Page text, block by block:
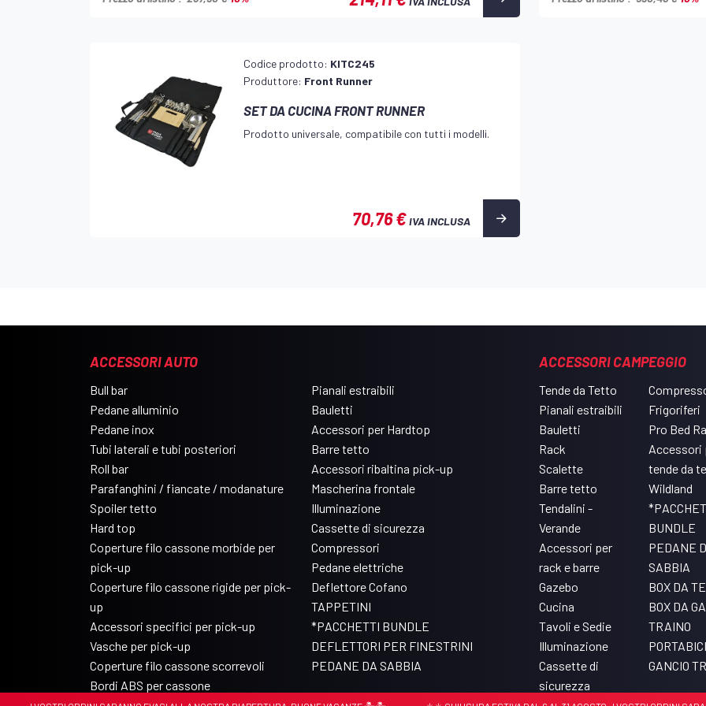
Codice prodotto: KITC245
Produttore: Front Runner
SET DA CUCINA FRONT RUNNER
Prodotto universale, compatibile con tutti i modelli.
70,76 €IVA INCLUSA
ACCESSORI AUTO
Bull bar
Pedane alluminio
Pedane inox
Tubi laterali e tubi posteriori
Roll bar
Parafanghini / fiancate / modanature
Spoiler tetto
Hard top
Coperture filo cassone morbide per
pick-up
Coperture filo cassone rigide per pick-
up
Accessori specifici per pick-up
Vasche per pick-up
Coperture filo cassone scorrevoli
Bordi ABS per cassone
Pianali estraibili
Bauletti
Accessori per Hardtop
Barre tetto
Accessori ribaltina pick-up
Mascherina frontale
Illuminazione
Cassette di sicurezza
Compressori
Pedane elettriche
Deflettore Cofano
TAPPETINI
*PACCHETTI BUNDLE
DEFLETTORI PER FINESTRINI
PEDANE DA SABBIA
ACCESSORI CAMPEGGIO
Tende da Tetto
Pianali estraibili
Bauletti
Rack
Scalette
Barre tetto
Tendalini -
Verande
Accessori per
rack e barre
Gazebo
Cucina
Tavoli e Sedie
Illuminazione
Cassette di
sicurezza
Frigoriferi
Pro Bed
Accessori
tende da
Wildland
BUNDLE
PEDANE
SABBIA
BOX DA
BOX DA
TRAINO
GANCIO